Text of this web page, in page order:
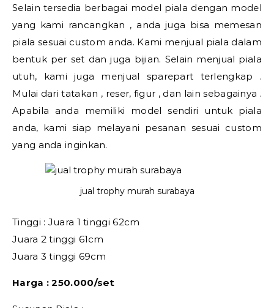
Selain tersedia berbagai model piala dengan model
yang kami rancangkan , anda juga bisa memesan
piala sesuai custom anda. Kami menjual piala dalam
bentuk per set dan juga bijian. Selain menjual piala
utuh, kami juga menjual sparepart terlengkap .
Mulai dari tatakan , reser, figur , dan lain sebagainya .
Apabila anda memiliki model sendiri untuk piala
anda, kami siap melayani pesanan sesuai custom
yang anda inginkan.
jual trophy murah surabaya
Tinggi : Juara 1 tinggi 62cm
Juara 2 tinggi 61cm
Juara 3 tinggi 69cm
Harga : 250.000/set